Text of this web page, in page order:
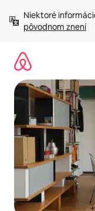
obsah.
Niektoré
pôvodnom znení